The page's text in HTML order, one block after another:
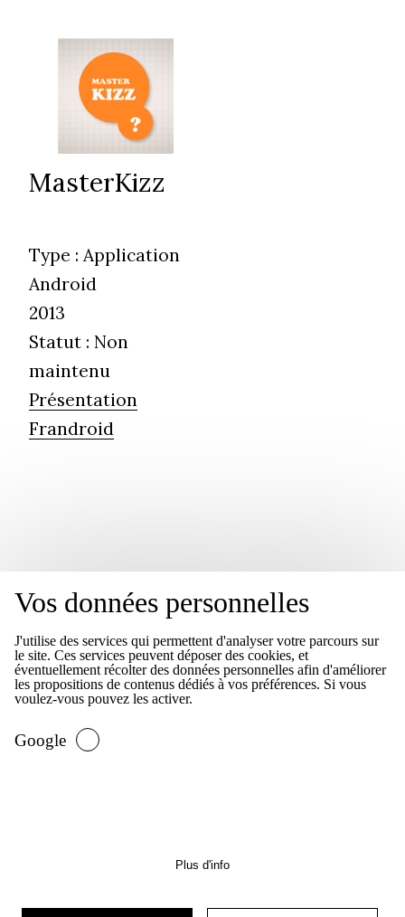
MasterKizz
Type : Application
Android
2013
Statut : Non
maintenu
Présentation
Frandroid
Mon parcours
développement
Vos données personnelles
J'utilise des services qui permettent d'analyser votre parcours sur
le site. Ces services peuvent déposer des cookies, et
éventuellement récolter des données personnelles afin d'améliorer
les propositions de contenus dédiés à vos préférences. Si vous
voulez-vous pouvez les activer.
Google
Plus d'info